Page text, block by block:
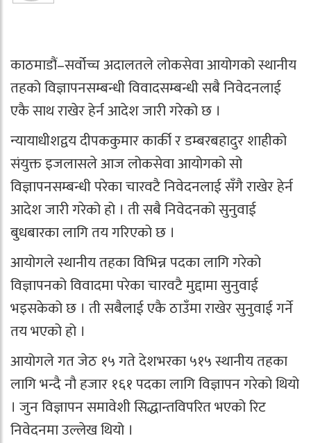
काठमाडौं–सर्वोच्च अदालतले लोकसेवा आयोगको स्थानीय
तहको विज्ञापनसम्बन्धी विवादसम्बन्धी सबै निवेदनलाई
एकै साथ राखेर हेर्न आदेश जारी गरेको छ ।
न्यायाधीशद्वय दीपककुमार कार्की र डम्बरबहादुर शाहीको
संयुक्त इजलासले आज लोकसेवा आयोगको सो
विज्ञापनसम्बन्धी परेका चारवटै निवेदनलाई सँगै राखेर हेर्न
आदेश जारी गरेको हो । ती सबै निवेदनको सुनुवाई
बुधबारका लागि तय गरिएको छ ।
आयोगले स्थानीय तहका विभिन्न पदका लागि गरेको
विज्ञापनको विवादमा परेका चारवटै मुद्दामा सुनुवाई
भइसकेको छ । ती सबैलाई एकै ठाउँमा राखेर सुनुवाई गर्ने
तय भएको हो ।
आयोगले गत जेठ १५ गते देशभरका ५१५ स्थानीय तहका
लागि भन्दै नौ हजार १६१ पदका लागि विज्ञापन गरेको थियो
। जुन विज्ञापन समावेशी सिद्धान्तविपरित भएको रिट
निवेदनमा उल्लेख थियो ।